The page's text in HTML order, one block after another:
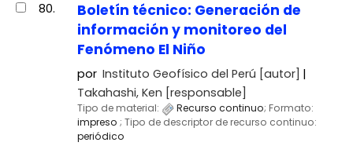
80.
Boletín técnico: Generación de
información y monitoreo del
Fenómeno El Niño
por Instituto Geofísico del Perú [autor]
Takahashi, Ken [responsable]
Tipo de material: Recurso continuo; Formato:
impreso ; Tipo de descriptor de recurso continuo:
periódico